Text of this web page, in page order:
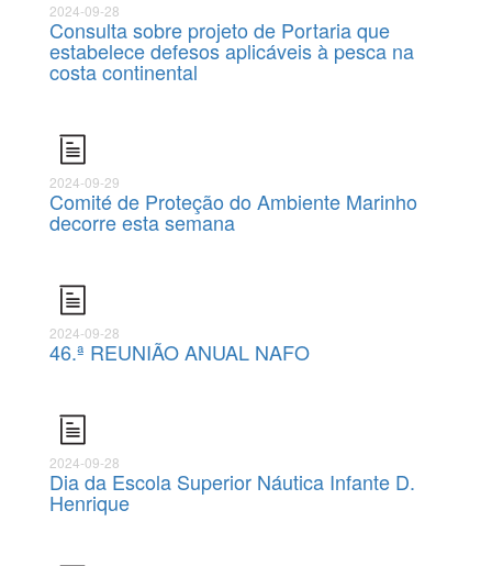
2024-09-28
Consulta sobre projeto de Portaria que
estabelece defesos aplicáveis à pesca na
costa continental
2024-09-29
Comité de Proteção do Ambiente Marinho
decorre esta semana
2024-09-28
46.ª REUNIÃO ANUAL NAFO
2024-09-28
Dia da Escola Superior Náutica Infante D.
Henrique